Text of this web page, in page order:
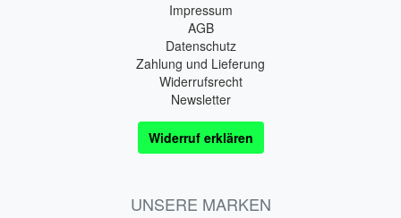
Impressum
AGB
Datenschutz
Zahlung und Lieferung
Widerrufsrecht
Newsletter
Widerruf erklären
UNSERE MARKEN